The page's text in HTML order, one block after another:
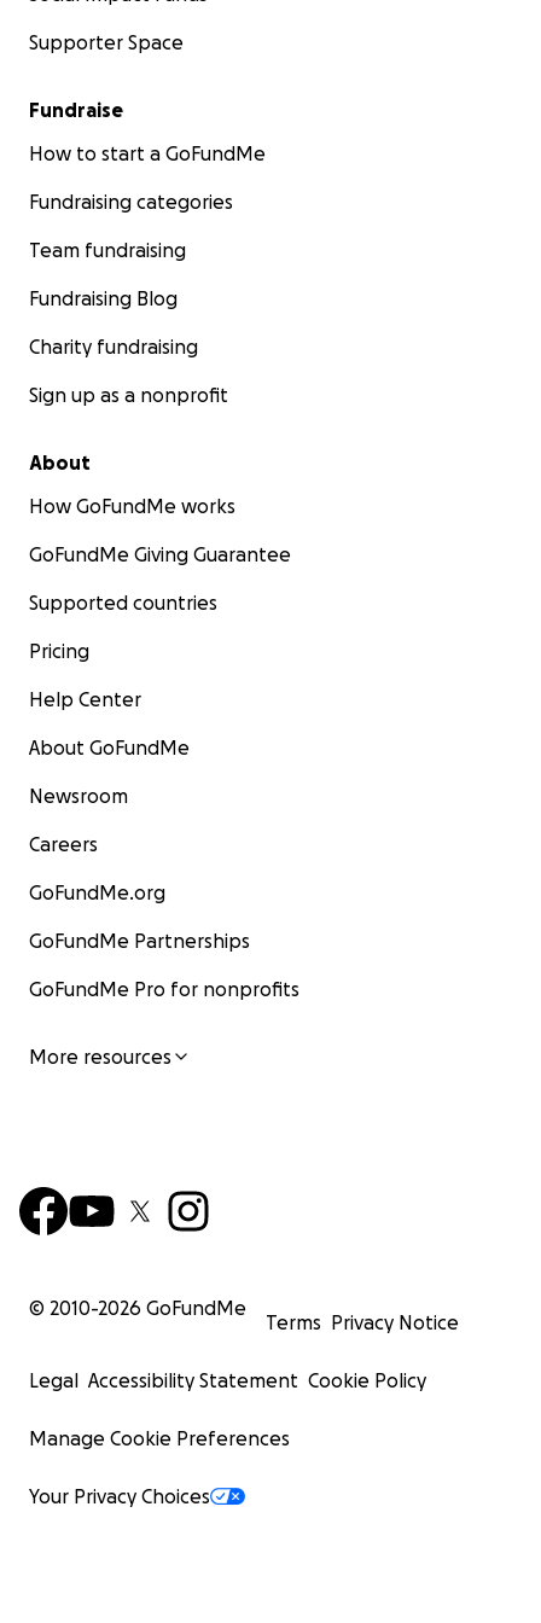
Supporter Space
Fundraise
How to start a GoFundMe
Fundraising categories
Team fundraising
Fundraising Blog
Charity fundraising
Sign up as a nonprofit
About
How GoFundMe works
GoFundMe Giving Guarantee
Supported countries
Pricing
Help Center
About GoFundMe
Newsroom
Careers
GoFundMe.org
GoFundMe Partnerships
GoFundMe Pro for nonprofits
More resources
© 2010-2026 GoFundMe
Terms Privacy Notice
Legal Accessibility Statement Cookie Policy
Manage Cookie Preferences
Your Privacy Choices